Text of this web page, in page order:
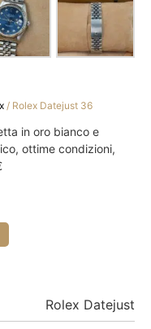
/ Rolex Datejust 36
in oro bianco e
ottime condizioni,
Rolex Datejust